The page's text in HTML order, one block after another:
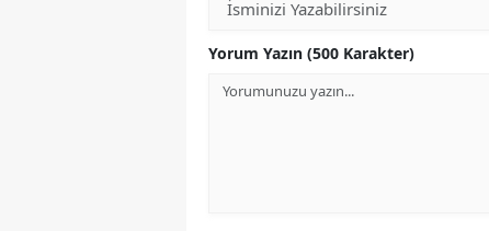
Yorum Yazın (500 Karakter)